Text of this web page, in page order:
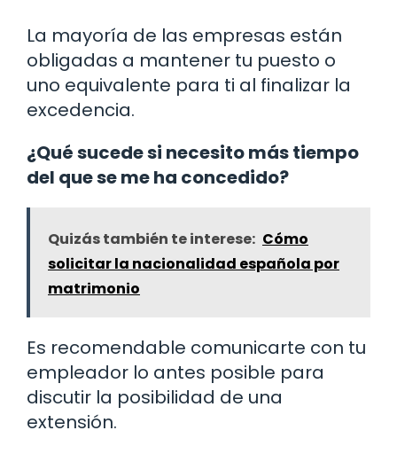
La mayoría de las empresas están
obligadas a mantener tu puesto o
uno equivalente para ti al finalizar la
excedencia.
¿Qué sucede si necesito más tiempo
del que se me ha concedido?
Quizás también te interese: Cómo
solicitar la nacionalidad española por
matrimonio
Es recomendable comunicarte con tu
empleador lo antes posible para
discutir la posibilidad de una
extensión.